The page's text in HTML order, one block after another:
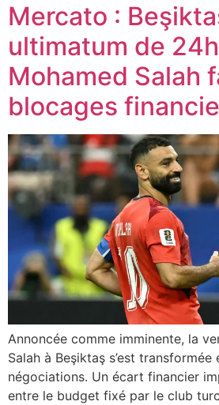
Mercato :
ultimatum de
Mohamed Salah
blocages
Annoncée comme imminente, la
Salah à Beşiktaş s’est
négociations. Un écart financier
entre le budget fixé par le club